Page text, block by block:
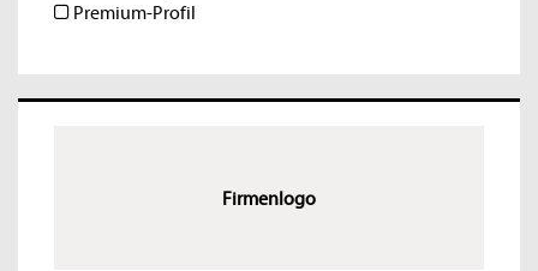
Premium-Profil
Firmenlogo